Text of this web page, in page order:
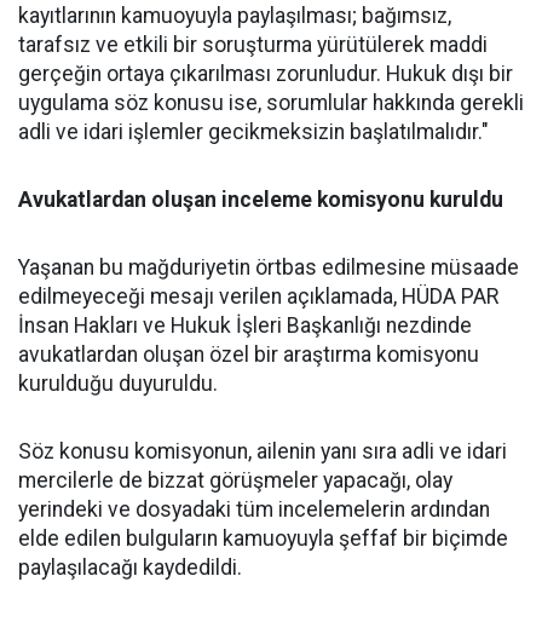
kayıtlarının kamuoyuyla paylaşılması; bağımsız,
tarafsız ve etkili bir soruşturma yürütülerek maddi
gerçeğin ortaya çıkarılması zorunludur. Hukuk dışı bir
uygulama söz konusu ise, sorumlular hakkında gerekli
adli ve idari işlemler gecikmeksizin başlatılmalıdır."
Avukatlardan oluşan inceleme komisyonu kuruldu
Yaşanan bu mağduriyetin örtbas edilmesine müsaade
edilmeyeceği mesajı verilen açıklamada, HÜDA PAR
İnsan Hakları ve Hukuk İşleri Başkanlığı nezdinde
avukatlardan oluşan özel bir araştırma komisyonu
kurulduğu duyuruldu.
Söz konusu komisyonun, ailenin yanı sıra adli ve idari
mercilerle de bizzat görüşmeler yapacağı, olay
yerindeki ve dosyadaki tüm incelemelerin ardından
elde edilen bulguların kamuoyuyla şeffaf bir biçimde
paylaşılacağı kaydedildi.